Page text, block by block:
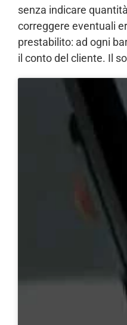
senza indicare
correggere eventuali
prestabilito: ad ogni
il conto del cliente. Il